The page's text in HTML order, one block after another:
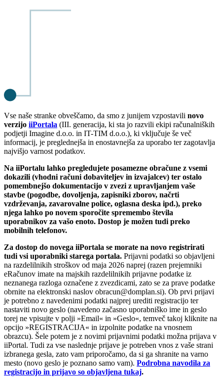
Vse naše stranke obveščamo, da smo z junijem vzpostavili novo
verzijo iiPortala (III. generacija, ki sta jo razvili ekipi računalniških
podjetji Imagine d.o.o. in IT-TIM d.o.o.), ki vključuje še več
informacij, je preglednejša in enostavnejša za uporabo ter zagotavlja
najvišjo varnost podatkov.
Na iiPortalu lahko pregledujete posamezne obračune z vsemi
dokazili (vhodni računi dobaviteljev in izvajalcev) ter ostalo
pomembnejšo dokumentacijo v zvezi z upravljanjem vaše
stavbe (pogodbe, dovoljenja, zapisniki zborov, načrti
vzdrževanja, zavarovalne police, oglasna deska ipd.), preko
njega lahko po novem sporočite spremembo števila
uporabnikov za vašo enoto. Dostop je možen tudi preko
mobilnih telefonov.
Za dostop do novega iiPortala se morate na novo registrirati
tudi vsi uporabniki starega portala. Prijavni podatki so objavljeni
na razdelilnikih stroškov od maja 2026 naprej (razen prejemniki
eRačunov imate na majskih razdelilnikih prijavne podatke iz
neznanega razloga označene z zvezdicami, zato se za prave podatke
obrnite na elektronski naslov obracun@domplan.si). Ob prvi prijavi
je potrebno z navedenimi podatki najprej urediti registracijo ter
nastaviti novo geslo (navedeno začasno uporabniško ime in geslo
torej ne vpisujte v polji »Email« in »Geslo«, temveč takoj kliknite na
opcijo »REGISTRACIJA« in izpolnite podatke na vnosnem
obrazcu). Šele potem je z novimi prijavnimi podatki možna prijava v
iiPortal. Tudi za vse naslednje prijave je potreben vnos z vaše strani
izbranega gesla, zato vam priporočamo, da si ga shranite na varno
mesto (novo geslo je poznano samo vam). Podrobna navodila za
registracijo in prijavo so objavljena tukaj.